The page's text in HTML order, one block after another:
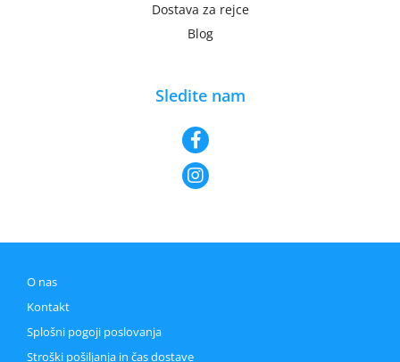
Dostava za rejce
Blog
Sledite nam
O nas
Kontakt
Splošni pogoji poslovanja
Stroški pošiljanja in čas dostave